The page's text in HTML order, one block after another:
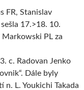
FR, Stanislav
17.>18. 10.
PL za
c. Radovan Jenko
Dále byly
n. L. Youkichi Takada